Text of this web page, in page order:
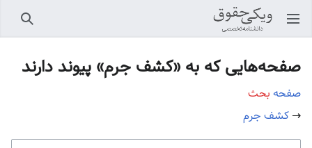
باز کردن منو اصلی جستجو
صفحه‌هایی که به «کشف جرم» پیوند دارند
صفحه بحث
→ کشف جرم